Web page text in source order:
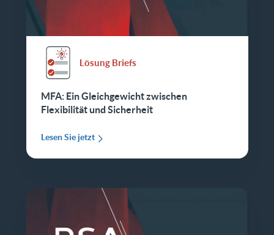
Lösung Briefs
MFA: Ein Gleichgewicht zwischen
Flexibilität und Sicherheit
Lesen Sie jetzt